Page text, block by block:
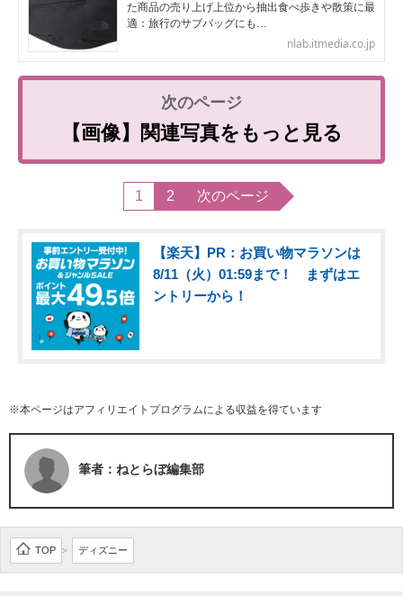
た商品の売り上げ上位から抽出食べ歩きや散策に最
適：旅行のサブバッグにも…
nlab.itmedia.co.jp
【画像】関連写真をもっと見る
1 2 次のページ
【楽天】PR：お買い物マラソンは
8/11（火）01:59まで！ まずはエ
ントリーから！
※本ページはアフィリエイトプログラムによる収益を得ています
筆者：ねとらぼ編集部
TOP > ディズニー